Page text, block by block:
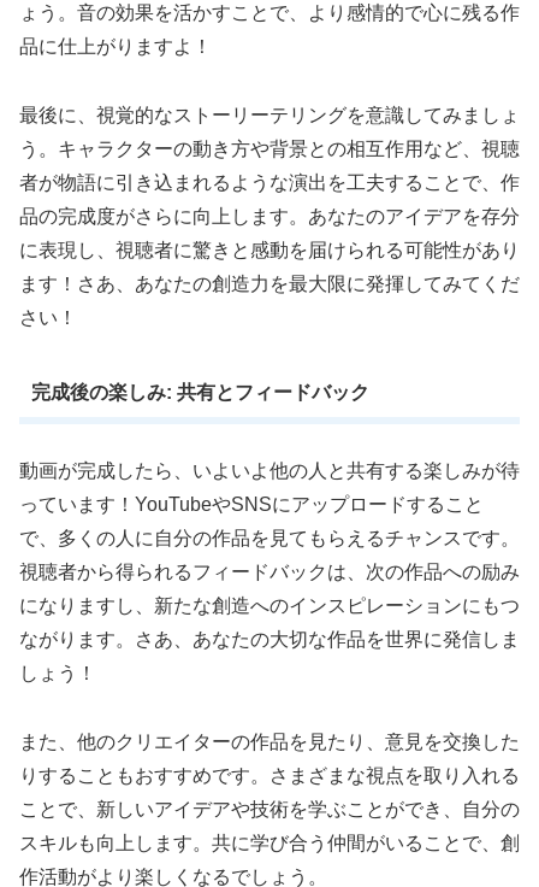
ょう。音の効果を活かすことで、より感情的で心に残る作
品に仕上がりますよ！
最後に、視覚的なストーリーテリングを意識してみましょ
う。キャラクターの動き方や背景との相互作用など、視聴
者が物語に引き込まれるような演出を工夫することで、作
品の完成度がさらに向上します。あなたのアイデアを存分
に表現し、視聴者に驚きと感動を届けられる可能性があり
ます！さあ、あなたの創造力を最大限に発揮してみてくだ
さい！
完成後の楽しみ: 共有とフィードバック
動画が完成したら、いよいよ他の人と共有する楽しみが待
っています！YouTubeやSNSにアップロードすること
で、多くの人に自分の作品を見てもらえるチャンスです。
視聴者から得られるフィードバックは、次の作品への励み
になりますし、新たな創造へのインスピレーションにもつ
ながります。さあ、あなたの大切な作品を世界に発信しま
しょう！
また、他のクリエイターの作品を見たり、意見を交換した
りすることもおすすめです。さまざまな視点を取り入れる
ことで、新しいアイデアや技術を学ぶことができ、自分の
スキルも向上します。共に学び合う仲間がいることで、創
作活動がより楽しくなるでしょう。